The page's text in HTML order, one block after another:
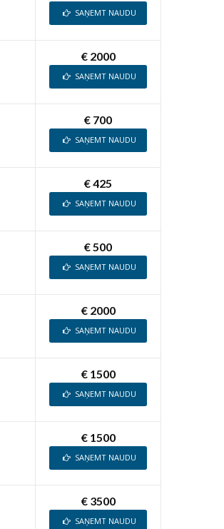
SAŅEMT NAUDU
€ 2000
SAŅEMT NAUDU
€ 700
SAŅEMT NAUDU
€ 425
SAŅEMT NAUDU
€ 500
SAŅEMT NAUDU
€ 2000
SAŅEMT NAUDU
€ 1500
SAŅEMT NAUDU
€ 1500
SAŅEMT NAUDU
€ 3500
SAŅEMT NAUDU